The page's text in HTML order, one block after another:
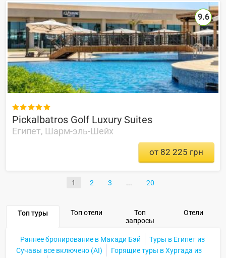

Pickalbatros Golf Luxury Suites
Египет, Шарм-эль-Шейх
9.6
от 82 225 грн
1 2 3 20
Топ туры Топ отели
Топ
запросы
Отели
Раннее бронирование в Макади Бэй
Туры в Египет из
Сучавы все включено (AI)
Горящие туры в Хургада из